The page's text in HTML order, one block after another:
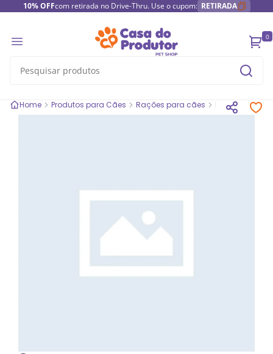
10% OFFcom retirada no Drive-Thru. Use o cupom: RETIRADA
0
Home Produtos para Cães Rações para cães Rações